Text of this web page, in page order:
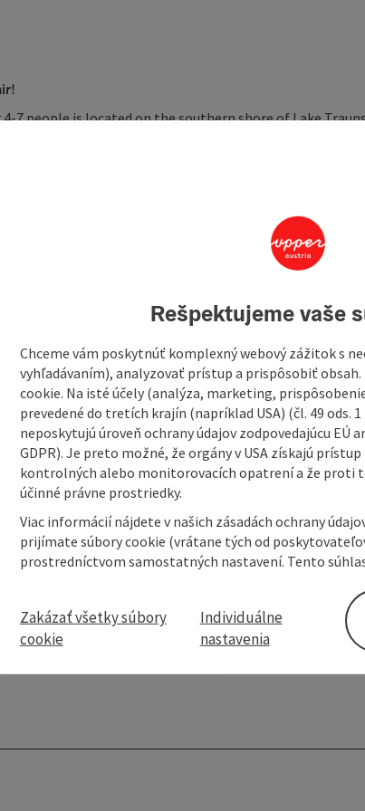
7 people is located on the southern shore of Lake
bathing beach and the leisure facilities at Lake Traunsee
air
town of Ebensee am Traunsee
business, such as the literary figure ...
Rešpektujeme vaše
Chceme vám poskytnúť komplexný webový zážitok s
vyhľadávaním), analyzovať prístup a prispôsobiť
cookie. Na isté účely (analýza, marketing,
prevedené do tretích krajín (napríklad USA) (čl. 49 ods.
neposkytujú úroveň ochrany údajov zodpovedajúcu EÚ
GDPR). Je preto možné, že orgány v USA získajú
kontrolných alebo monitorovacích opatrení a že proti
účinné právne prostriedky.
Viac informácií nájdete v našich zásadách ochrany
prijímate súbory cookie (vrátane tých od
prostredníctvom samostatných nastavení. Tento
Zakázať všetky súbory
cookie
Individuálne
nastavenia